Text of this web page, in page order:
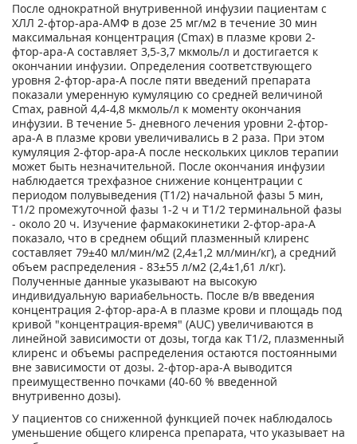
После однократной внутривенной инфузии пациентам с
ХЛЛ 2-фтор-ара-АМФ в дозе 25 мг/м2 в течение 30 мин
максимальная концентрация (Сmax) в плазме крови 2-
фтор-ара-А составляет 3,5-3,7 мкмоль/л и достигается к
окончании инфузии. Определения соответствующего
уровня 2-фтор-ара-А после пяти введений препарата
показали умеренную кумуляцию со средней величиной
Сmax, равной 4,4-4,8 мкмоль/л к моменту окончания
инфузии. В течение 5- дневного лечения уровни 2-фтор-
ара-А в плазме крови увеличивались в 2 раза. При этом
кумуляция 2-фтор-ара-А после нескольких циклов терапии
может быть незначительной. После окончания инфузии
наблюдается трехфазное снижение концентрации с
периодом полувыведения (Т1/2) начальной фазы 5 мин,
Т1/2 промежуточной фазы 1-2 ч и Т1/2 терминальной фазы
- около 20 ч. Изучение фармакокинетики 2-фтор-ара-А
показало, что в среднем общий плазменный клиренс
составляет 79±40 мл/мин/м2 (2,4±1,2 мл/мин/кг), а средний
объем распределения - 83±55 л/м2 (2,4±1,61 л/кг).
Полученные данные указывают на высокую
индивидуальную вариабельность. После в/в введения
концентрация 2-фтор-ара-А в плазме крови и площадь под
кривой "концентрация-время" (AUC) увеличиваются в
линейной зависимости от дозы, тогда как Т1/2, плазменный
клиренс и объемы распределения остаются постоянными
вне зависимости от дозы. 2-фтор-ара-А выводится
преимущественно почками (40-60 % введенной
внутривенно дозы).
У пациентов со сниженной функцией почек наблюдалось
уменьшение общего клиренса препарата, что указывает на